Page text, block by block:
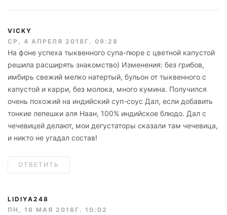
VICKY
СР, 4 АПРЕЛЯ 2018Г. 09:28
На фоне успеха тыквенного супа-пюре с цветной капустой
решила расширять знакомство) Изменения: без грибов,
имбирь свежий мелко натертый, бульон от тыквенного с
капустой и карри, без молока, много кумина. Получился
очень похожий на индийский суп-соус Дал, если добавить
тонкие лепешки аля Наан, 100% индийское блюдо. Дал с
чечевицей делают, мои дегустаторы сказали там чечевица,
и никто не угадал состав!
ОТВЕТИТЬ
LIDIYA248
ПН, 16 МАЯ 2016Г. 10:02